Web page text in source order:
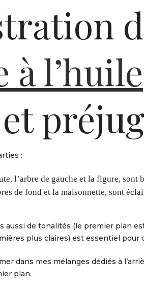
l’huile
:
l’arbre de gauche et la figure, sont
de fond et la maisonnette, sont
aussi de tonalités (le premier plan
plus claires) est essentiel pour
dans mes mélanges dédiés à
plan.